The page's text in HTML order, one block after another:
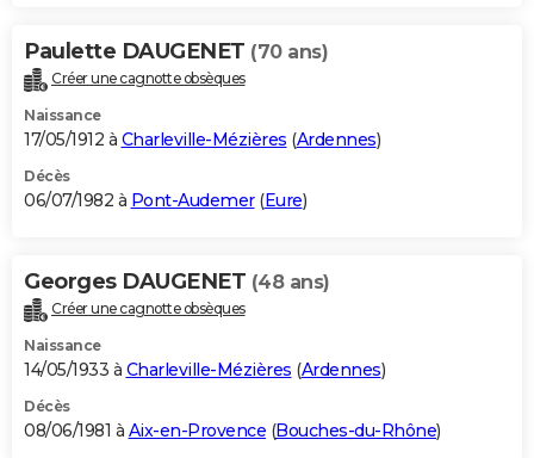
Paulette DAUGENET (70 ans)
Créer une cagnotte obsèques
Naissance
17/05/1912 à Charleville-Mézières (Ardennes)
Décès
06/07/1982 à Pont-Audemer(Eure)
Georges DAUGENET (48 ans)
Créer une cagnotte obsèques
Naissance
14/05/1933 à Charleville-Mézières (Ardennes)
Décès
08/06/1981 à Aix-en-Provence (Bouches-du-Rhône)